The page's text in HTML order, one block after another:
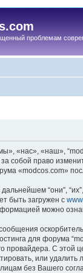
проблемам
«нас», «наш»,
собой право
«modcos.com»
“они”, “их”,
быть загружен с
можно
для форума
провайдера. С
или
без Вашего